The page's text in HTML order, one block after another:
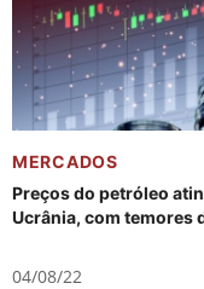
MERCADOS
Preços do petróleo
Ucrânia, com temores
04/08/22